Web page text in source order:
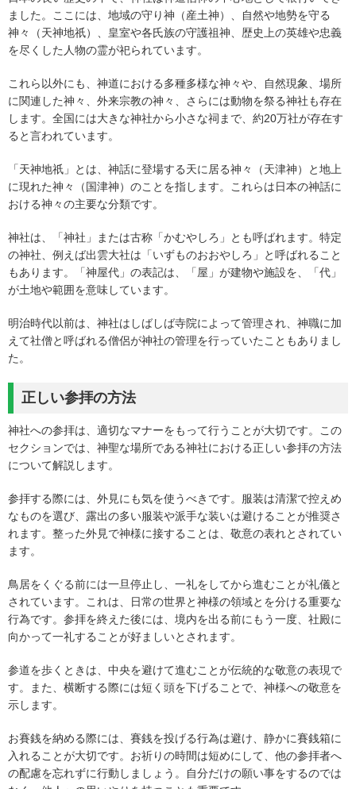
ました。ここには、地域の守り神（産土神）、自然や地勢を守る
神々（天神地祇）、皇室や各氏族の守護祖神、歴史上の英雄や忠義
を尽くした人物の霊が祀られています。
これら以外にも、神道における多種多様な神々や、自然現象、場所
に関連した神々、外来宗教の神々、さらには動物を祭る神社も存在
します。全国には大きな神社から小さな祠まで、約20万社が存在す
ると言われています。
「天神地祇」とは、神話に登場する天に居る神々（天津神）と地上
に現れた神々（国津神）のことを指します。これらは日本の神話に
おける神々の主要な分類です。
神社は、「神社」または古称「かむやしろ」とも呼ばれます。特定
の神社、例えば出雲大社は「いずものおおやしろ」と呼ばれること
もあります。「神屋代」の表記は、「屋」が建物や施設を、「代」
が土地や範囲を意味しています。
明治時代以前は、神社はしばしば寺院によって管理され、神職に加
えて社僧と呼ばれる僧侶が神社の管理を行っていたこともありまし
た。
正しい参拝の方法
神社への参拝は、適切なマナーをもって行うことが大切です。この
セクションでは、神聖な場所である神社における正しい参拝の方法
について解説します。
参拝する際には、外見にも気を使うべきです。服装は清潔で控えめ
なものを選び、露出の多い服装や派手な装いは避けることが推奨さ
れます。整った外見で神様に接することは、敬意の表れとされてい
ます。
鳥居をくぐる前には一旦停止し、一礼をしてから進むことが礼儀と
されています。これは、日常の世界と神様の領域とを分ける重要な
行為です。参拝を終えた後には、境内を出る前にもう一度、社殿に
向かって一礼することが好ましいとされます。
参道を歩くときは、中央を避けて進むことが伝統的な敬意の表現で
す。また、横断する際には短く頭を下げることで、神様への敬意を
示します。
お賽銭を納める際には、賽銭を投げる行為は避け、静かに賽銭箱に
入れることが大切です。お祈りの時間は短めにして、他の参拝者へ
の配慮を忘れずに行動しましょう。自分だけの願い事をするのでは